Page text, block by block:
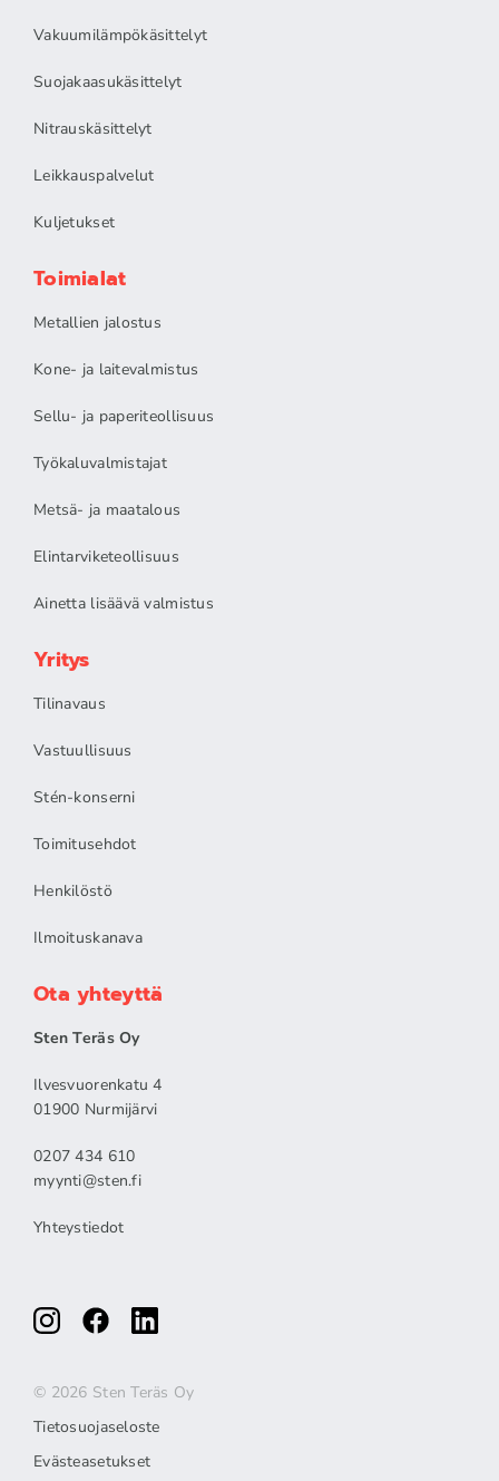
Vakuumilämpökäsittelyt
Suojakaasukäsittelyt
Nitrauskäsittelyt
Leikkauspalvelut
Kuljetukset
Toimialat
Metallien jalostus
Kone- ja laitevalmistus
Sellu- ja paperiteollisuus
Työkaluvalmistajat
Metsä- ja maatalous
Elintarviketeollisuus
Ainetta lisäävä valmistus
Yritys
Tilinavaus
Vastuullisuus
Stén-konserni
Toimitusehdot
Henkilöstö
Ilmoituskanava
Ota yhteyttä
Sten Teräs Oy
Ilvesvuorenkatu 4
01900 Nurmijärvi
0207 434 610
myynti@sten.fi
Yhteystiedot
© 2026 Sten Teräs Oy
Tietosuojaseloste
Evästeasetukset